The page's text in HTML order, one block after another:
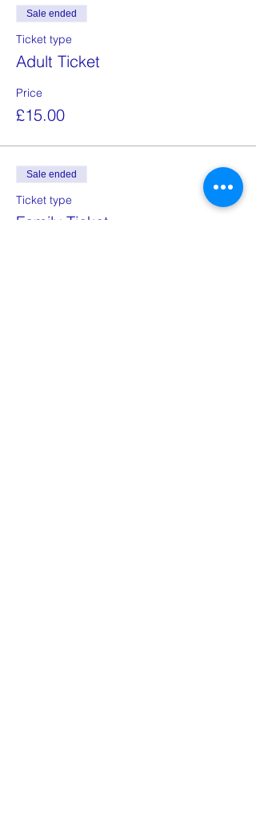
Sale ended
Ticket type
Adult Ticket
Price
£15.00
Sale ended
Ticket type
Family Ticket